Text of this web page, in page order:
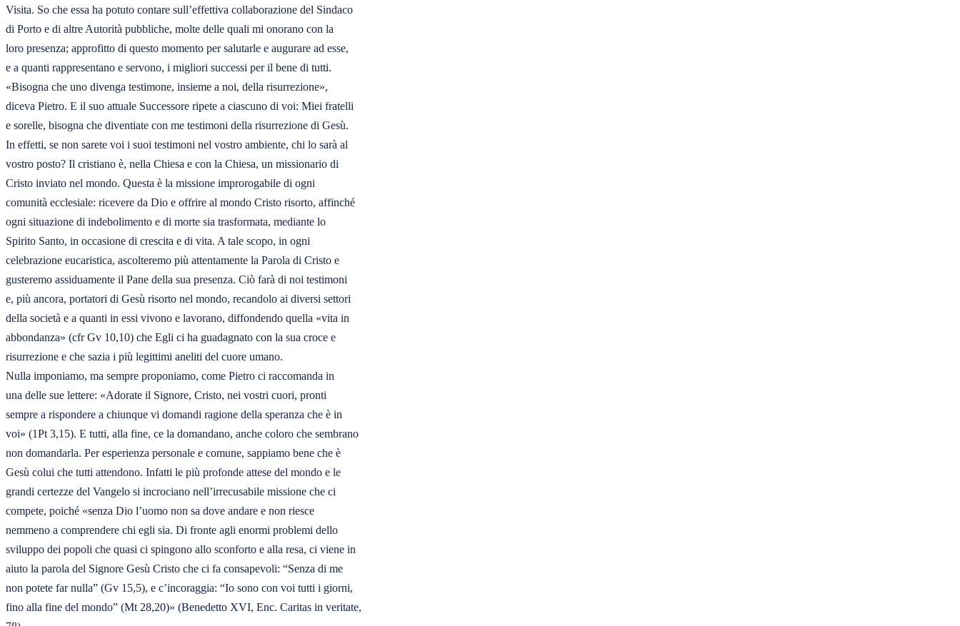
Visita. So che essa ha potuto contare sull’effettiva collaborazione del Sindaco
di Porto e di altre Autorità pubbliche, molte delle quali mi onorano con la
loro presenza; approfitto di questo momento per salutarle e augurare ad esse,
e a quanti rappresentano e servono, i migliori successi per il bene di tutti.
«Bisogna che uno divenga testimone, insieme a noi, della risurrezione»,
diceva Pietro. E il suo attuale Successore ripete a ciascuno di voi: Miei fratelli
e sorelle, bisogna che diventiate con me testimoni della risurrezione di Gesù.
In effetti, se non sarete voi i suoi testimoni nel vostro ambiente, chi lo sarà al
vostro posto? Il cristiano è, nella Chiesa e con la Chiesa, un missionario di
Cristo inviato nel mondo. Questa è la missione improrogabile di ogni
comunità ecclesiale: ricevere da Dio e offrire al mondo Cristo risorto, affinché
ogni situazione di indebolimento e di morte sia trasformata, mediante lo
Spirito Santo, in occasione di crescita e di vita. A tale scopo, in ogni
celebrazione eucaristica, ascolteremo più attentamente la Parola di Cristo e
gusteremo assiduamente il Pane della sua presenza. Ciò farà di noi testimoni
e, più ancora, portatori di Gesù risorto nel mondo, recandolo ai diversi settori
della società e a quanti in essi vivono e lavorano, diffondendo quella «vita in
abbondanza» (cfr Gv 10,10) che Egli ci ha guadagnato con la sua croce e
risurrezione e che sazia i più legittimi aneliti del cuore umano.
Nulla imponiamo, ma sempre proponiamo, come Pietro ci raccomanda in
una delle sue lettere: «Adorate il Signore, Cristo, nei vostri cuori, pronti
sempre a rispondere a chiunque vi domandi ragione della speranza che è in
voi» (1Pt 3,15). E tutti, alla fine, ce la domandano, anche coloro che sembrano
non domandarla. Per esperienza personale e comune, sappiamo bene che è
Gesù colui che tutti attendono. Infatti le più profonde attese del mondo e le
grandi certezze del Vangelo si incrociano nell’irrecusabile missione che ci
compete, poiché «senza Dio l’uomo non sa dove andare e non riesce
nemmeno a comprendere chi egli sia. Di fronte agli enormi problemi dello
sviluppo dei popoli che quasi ci spingono allo sconforto e alla resa, ci viene in
aiuto la parola del Signore Gesù Cristo che ci fa consapevoli: “Senza di me
non potete far nulla” (Gv 15,5), e c’incoraggia: “Io sono con voi tutti i giorni,
fino alla fine del mondo” (Mt 28,20)» (Benedetto XVI, Enc. Caritas in veritate,